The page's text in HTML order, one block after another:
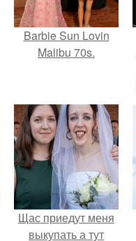
Barbie Sun Lovin
Malibu 70s.
Щас приедут меня
выкупать а тут